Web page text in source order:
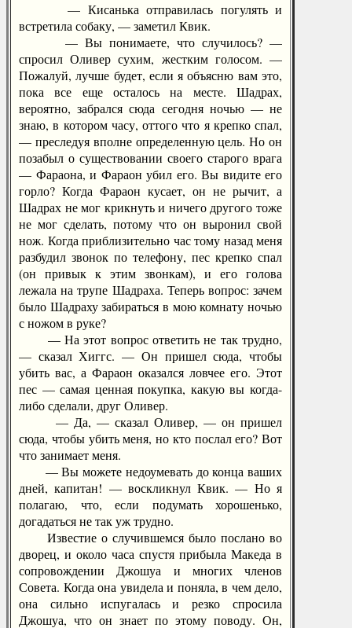
— Кисанька отправилась погулять и
встретила собаку, — заметил Квик.
— Вы понимаете, что случилось? —
спросил Оливер сухим, жестким голосом. —
Пожалуй, лучше будет, если я объясню вам это,
пока все еще осталось на месте. Шадрах,
вероятно, забрался сюда сегодня ночью — не
знаю, в котором часу, оттого что я крепко спал,
— преследуя вполне определенную цель. Но он
позабыл о существовании своего старого врага
— Фараона, и Фараон убил его. Вы видите его
горло? Когда Фараон кусает, он не рычит, а
Шадрах не мог крикнуть и ничего другого тоже
не мог сделать, потому что он выронил свой
нож. Когда приблизительно час тому назад меня
разбудил звонок по телефону, пес крепко спал
(он привык к этим звонкам), и его голова
лежала на трупе Шадраха. Теперь вопрос: зачем
было Шадраху забираться в мою комнату ночью
с ножом в руке?
— На этот вопрос ответить не так трудно,
— сказал Хиггс. — Он пришел сюда, чтобы
убить вас, а Фараон оказался ловчее его. Этот
пес — самая ценная покупка, какую вы когда-
либо сделали, друг Оливер.
— Да, — сказал Оливер, — он пришел
сюда, чтобы убить меня, но кто послал его? Вот
что занимает меня.
— Вы можете недоумевать до конца ваших
дней, капитан! — воскликнул Квик. — Но я
полагаю, что, если подумать хорошенько,
догадаться не так уж трудно.
Известие о случившемся было послано во
дворец, и около часа спустя прибыла Македа в
сопровождении Джошуа и многих членов
Совета. Когда она увидела и поняла, в чем дело,
она сильно испугалась и резко спросила
Джошуа, что он знает по этому поводу. Он,